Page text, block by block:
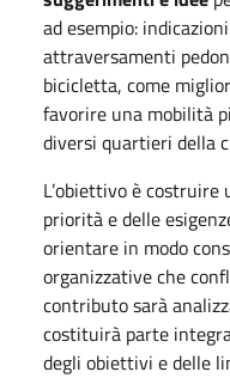
ad esempio:
attraversamenti
bicicletta, come
favorire una mobilità
diversi quartieri della
L’obiettivo è costruire
priorità e delle
orientare in modo
organizzative che
contributo sarà
costituirà parte
degli obiettivi e delle